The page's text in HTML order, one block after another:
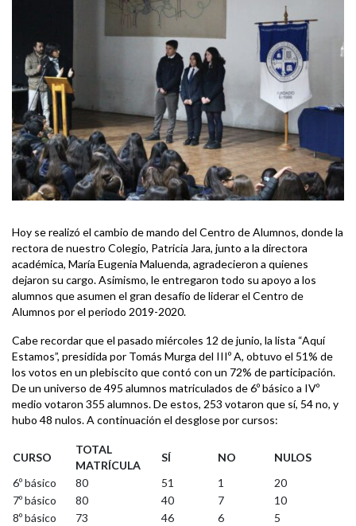
Hoy se realizó el cambio de mando del Centro de Alumnos, donde la
rectora de nuestro Colegio, Patricia Jara, junto a la directora
académica, María Eugenia Maluenda, agradecieron a quienes
dejaron su cargo.Asimismo, le entregaron todo su apoyo a los
alumnos que asumen el gran desafío de liderar el Centro de
Alumnos por el periodo 2019-2020.
Cabe recordar que el pasado miércoles 12 de junio, la lista “Aquí
Estamos”, presidida por Tomás Murga del IIIº A, obtuvo el 51% de
los votos en un plebiscito que contó con un 72% de participación.
De un universo de 495 alumnos matriculados de 6º básico a IVº
medio votaron 355 alumnos. De estos, 253 votaron que sí, 54 no, y
hubo 48 nulos. A continuación el desglose por cursos:
CURSO
TOTAL
MATRÍCULA
SÍ NO
NULOS
6º básico
80 51 1
20
7º básico
80 40 7
10
8º básico
73 46 6
5